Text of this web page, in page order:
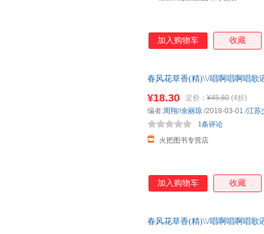
加入购物车 收藏
春风花草香(精)\\/唱啊唱啊唱歌
¥18.30 定价： ¥45.80 (4折)
火把图书专营店
1条评论
编者:周翔//余丽琼 /2018-03-01 /江苏
加入购物车 收藏
春风花草香(精)\\/唱啊唱啊唱歌